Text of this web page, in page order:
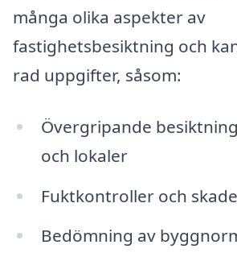
många olika aspekter av
fastighetsbesiktning och
rad uppgifter, såsom:
Övergripande
och lokaler
Fuktkontroller och
Bedömning av